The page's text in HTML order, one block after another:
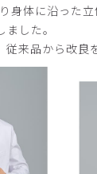
身体に沿った立
した。
来品から改良